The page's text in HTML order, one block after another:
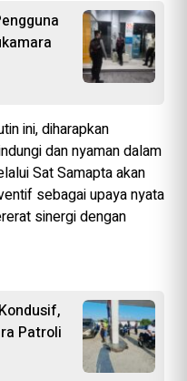
ini, diharapkan
dan nyaman dalam
Sat Samapta akan
sebagai upaya nyata
sinergi dengan
Patroli